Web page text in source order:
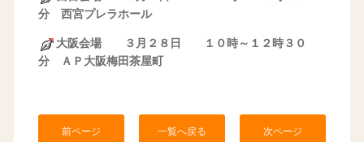
分 西宮プレラホール
大阪会場 ３月２８日 １０時～１２時３０
分 ＡＰ大阪梅田茶屋町
前ページ 一覧へ戻る 次ページ